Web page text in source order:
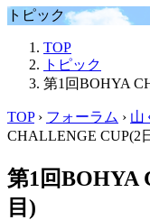
トピック
TOP
トピック
第1回BOHYA
TOP › フォーラム › 山
CHALLENGE CUP(2
第1回BOHYA
目)